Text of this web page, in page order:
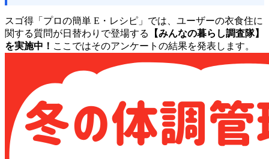
スゴ得「プロの簡単 E・レシピ」では、ユーザーの衣食住に
関する質問が日替わりで登場する
【みんなの暮らし調査隊】
を実施中！ ここではそのアンケートの結果を発表します。